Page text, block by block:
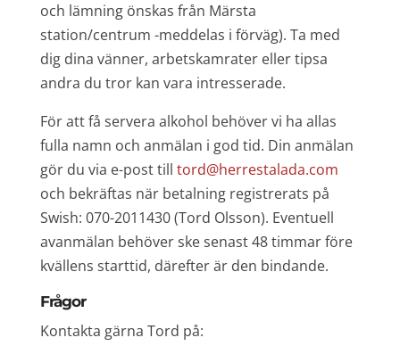
och lämning önskas från Märsta
station/centrum -meddelas i förväg). Ta med
dig dina vänner, arbetskamrater eller tipsa
andra du tror kan vara intresserade.
För att få servera alkohol behöver vi ha allas
fulla namn och anmälan i god tid. Din anmälan
gör du via e-post till tord@herrestalada.com
och bekräftas när betalning registrerats på
Swish: 070-2011430 (Tord Olsson). Eventuell
avanmälan behöver ske senast 48 timmar före
kvällens starttid, därefter är den bindande.
Frågor
Kontakta gärna Tord på: